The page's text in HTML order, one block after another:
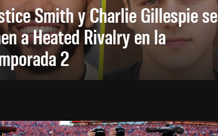
Smith y Charlie Gillespie se
a Heated Rivalry en la
2